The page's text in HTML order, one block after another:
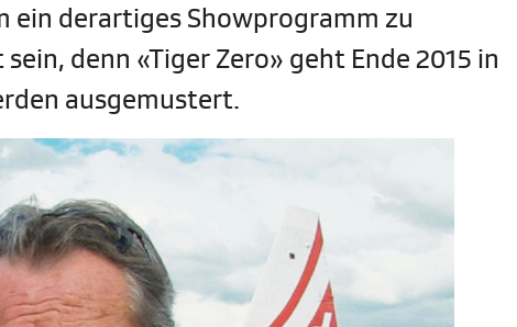
ein derartiges Showprogramm zu
denn «Tiger Zero» geht Ende 2015 in
ausgemustert.